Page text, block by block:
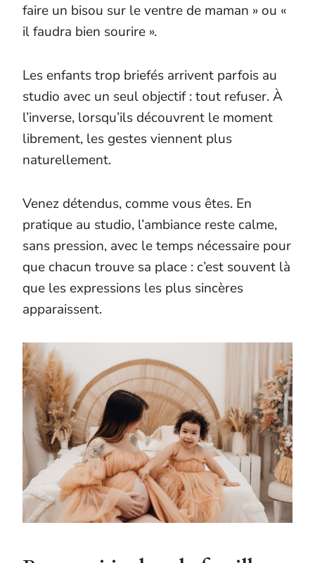
faire un bisou sur le ventre de maman » ou «
il faudra bien sourire ».
Les enfants trop briefés arrivent parfois au
studio avec un seul objectif : tout refuser. À
l’inverse, lorsqu’ils découvrent le moment
librement, les gestes viennent plus
naturellement.
Venez détendus, comme vous êtes. En
pratique au studio, l’ambiance reste calme,
sans pression, avec le temps nécessaire pour
que chacun trouve sa place : c’est souvent là
que les expressions les plus sincères
apparaissent.